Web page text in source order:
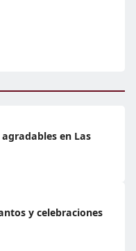
en Las
y celebraciones